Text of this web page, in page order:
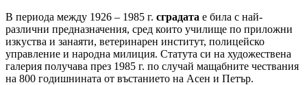
В периода между 1926 – 1985 г. сградата е била с най-
различни предназначения, сред които училище по приложни
изкуства и занаяти, ветеринарен институт, полицейско
управление и народна милиция. Статута си на художествена
галерия получава през 1985 г. по случай мащабните чествания
на 800 годишнината от въстанието на Асен и Петър.